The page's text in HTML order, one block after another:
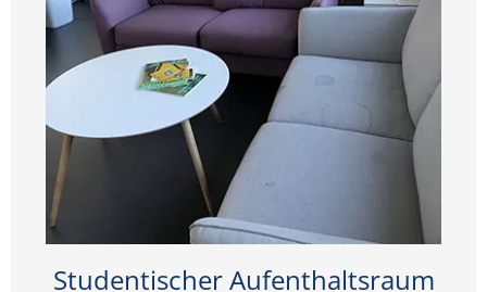
Studentischer Aufenthaltsraum